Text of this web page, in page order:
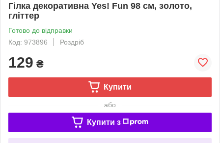
Гілка декоративна Yes! Fun 98 см, золото,
гліттер
Готово до відправки
Код: 973896
Роздріб
129 ₴
Купити
або
Купити з